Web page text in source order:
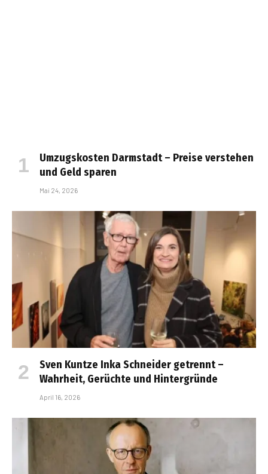
Umzugskosten Darmstadt – Preise verstehen
und Geld sparen
Mai 24, 2026
Sven Kuntze Inka Schneider getrennt –
Wahrheit, Gerüchte und Hintergründe
April 16, 2026